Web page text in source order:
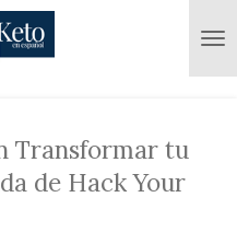
Transformar tu
de Hack Your